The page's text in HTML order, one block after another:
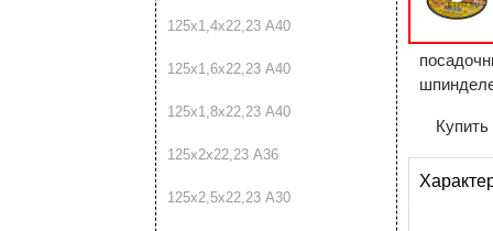
125х1,4х22,23 А40
125х1,6х22,23 А40
125х1,8х22,23 А40
125х2х22,23 А36
125х2,5х22,23 А30